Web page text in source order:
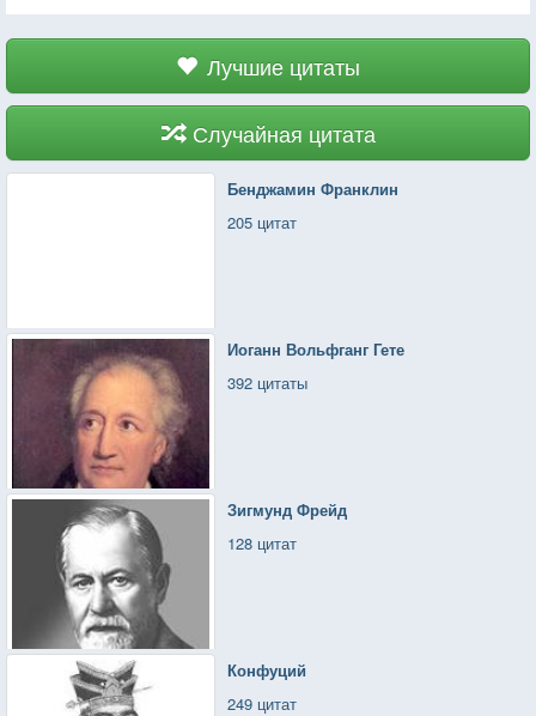
Лучшие цитаты
Случайная цитата
Бенджамин Франклин
205 цитат
Иоганн Вольфганг Гете
392 цитаты
Зигмунд Фрейд
128 цитат
Конфуций
249 цитат